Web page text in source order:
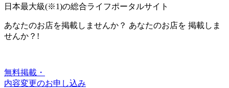
日本最大級(※1)の総合ライフポータルサイト
あなたのお店を掲載しませんか？ あなたのお店を 掲載しま
せんか？!
無料掲載・
内容変更のお申し込み